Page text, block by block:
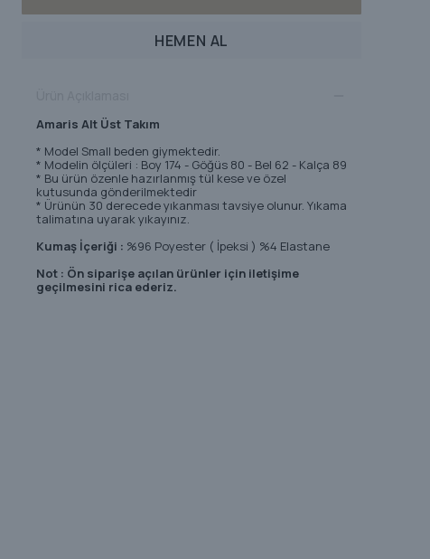
HEMEN AL
Amaris Alt Üst Takım
* Model Small beden giymektedir.
* Modelin ölçüleri : Boy 174 - Göğüs 80 - Bel 62 - Kalça 89
* Bu ürün özenle hazırlanmış tül kese ve özel
kutusunda gönderilmektedir
* Ürünün 30 derecede yıkanması tavsiye olunur. Yıkama
talimatına uyarak yıkayınız.
Kumaş İçeriği : %96 Poyester ( İpeksi ) %4 Elastane
Not : Ön siparişe açılan ürünler için iletişime
geçilmesini rica ederiz.